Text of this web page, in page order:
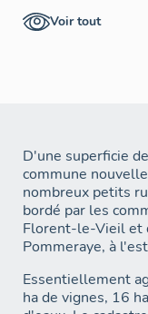
Moreau à Botz-
l'Humeau, tous
le moulin Cocu
ancienne
Outre le prieuré-
de Trans (
closerie
Pommeraye. Elle
Gaurionnière. La
Voir tout
D'une superficie
commune
nombreux petits
bordé par les
Florent-le-Vieil et
Pommeraye, à
Essentiellement
ha de vignes, 16